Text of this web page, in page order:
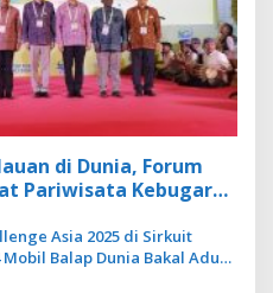
di Dunia, Forum
Pariwisata Kebugaran
Asia 2025 di Sirkuit
Balap Dunia Bakal Adu